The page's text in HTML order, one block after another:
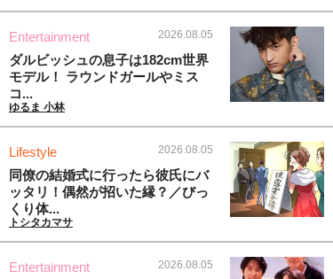
Entertainment 2026.08.05
ダルビッシュの息子は182cm世界
モデル！ ラウンドガールやミス
コ...
ゆるま 小林
Lifestyle 2026.08.05
同僚の結婚式に行ったら彼氏にバ
ッタリ！偶然が招いた縁？／びっ
くり体...
トシタカマサ
Entertainment 2026.08.05